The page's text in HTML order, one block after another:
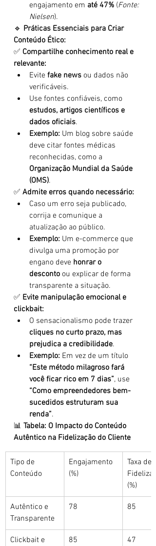
engajamento em até 47% (Fonte:
Nielsen).
🔹 Práticas Essenciais para Criar
Conteúdo Ético:
✅ Compartilhe conhecimento real e
relevante:
Evite fake news ou dados não
verificáveis.
Use fontes confiáveis, como
estudos, artigos científicos e
dados oficiais.
Exemplo: Um blog sobre saúde
deve citar fontes médicas
reconhecidas, como a
Organização Mundial da Saúde
(OMS).
✅ Admite erros quando necessário:
Caso um erro seja publicado,
corrija e comunique a
atualização ao público.
Exemplo: Um e-commerce que
divulga uma promoção por
engano deve honrar o
desconto ou explicar de forma
transparente a situação.
✅ Evite manipulação emocional e
clickbait:
O sensacionalismo pode trazer
cliques no curto prazo, mas
prejudica a credibilidade.
Exemplo: Em vez de um título
“Este método milagroso fará
você ficar rico em 7 dias”, use
“Como empreendedores bem-
sucedidos estruturam sua
renda”.
📊 Tabela: O Impacto do Conteúdo
Autêntico na Fidelização do Cliente
Tipo de
Conteúdo
Engajamento
(%)
Taxa de
(%)
Autêntico e
Transparente
78 85
Clickbait e
85 47